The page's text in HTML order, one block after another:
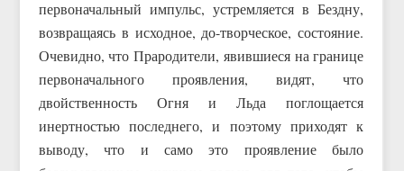
первоначальный импульс, устремляется в Бездну,
возвращаясь в исходное, до-творческое, состояние.
Очевидно, что Прародители, явившиеся на границе
первоначального проявления, видят, что
двойственность Огня и Льда поглощается
инертностью последнего, и поэтому приходят к
выводу, что и само это проявление было